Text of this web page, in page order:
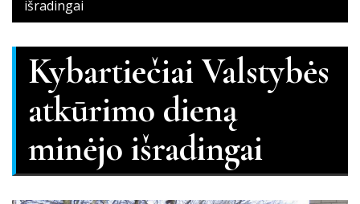
išradingai
Kybartiečiai Valstybės
atkūrimo dieną
minėjo išradingai